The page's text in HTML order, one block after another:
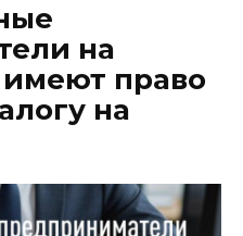
на
право
на